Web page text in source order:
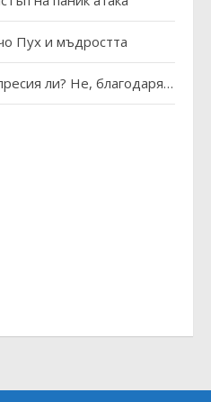
Пух и мъдростта
ли? Не, благодаря…